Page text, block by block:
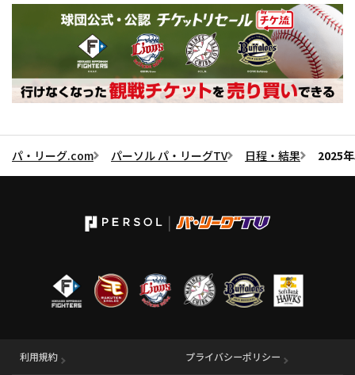
パ・リーグ.com パーソル パ・リーグTV 日程・結果 2025
利用規約 プライバシーポリシー